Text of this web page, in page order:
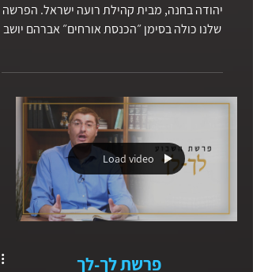
יהודה בחנה, מבית קהילת רועה ישראל. הפרשה
שלנו כולה בסימן ״הכנסת אורחים״ אברהם יושב
לסדום מלאכים שמזוהים כאנשים ולוט פוגש
אותם ומכניס אותם לביתו למרות התעקשותם
להישאר ללון ברחוב. לוט מגונן על האורחים
מפני האנשים הרעים בסדום. אנו לומדים כאן
עיקרון חשוב ויסודי בחיי האמונה - אנחנו
מכבדים את אלוהים דרך כיבוד בני אדם ש
Load video
פרשת לך-לך